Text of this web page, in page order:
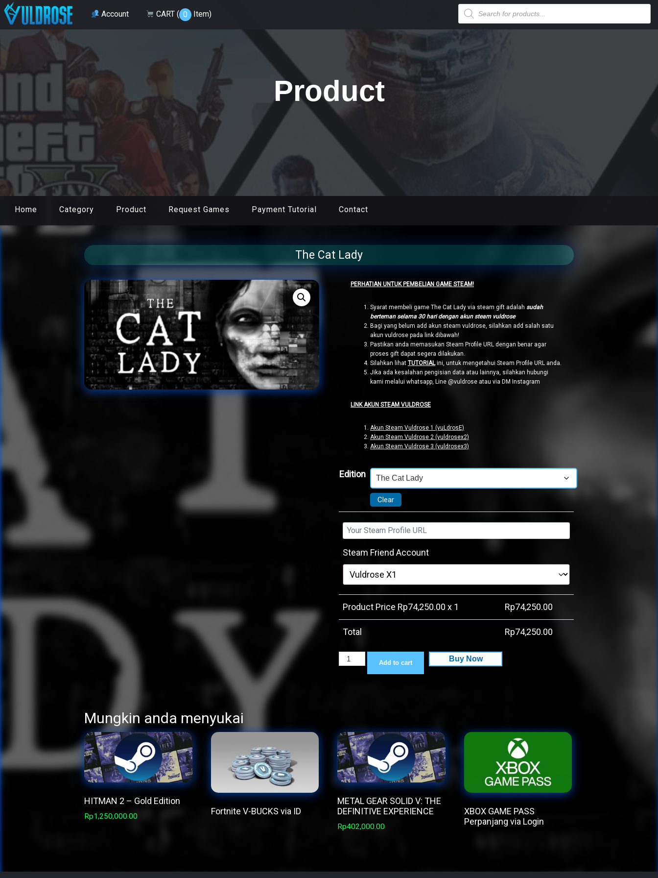
Account CART ( 0 Item)
Products
search
Product
Home Category Product Request Games Payment Tutorial Contact
The Cat Lady
PERHATIAN UNTUK PEMBELIAN GAME STEAM!
Syarat membeli game The Cat Lady via steam gift adalah sudah
berteman selama 30 hari dengan akun steam vuldrose
Bagi yang belum add akun steam vuldrose, silahkan add salah satu
akun vuldrose pada link dibawah!
Pastikan anda memasukan Steam Profile URL dengan benar agar
proses gift dapat segera dilakukan.
Silahkan lihat TUTORIALini, untuk mengetahui Steam Profile URL anda.
Jika ada kesalahan pengisian data atau lainnya, silahkan hubungi
kami melalui whatsapp, Line @vuldrose atau via DM Instagram
LINK AKUN STEAM VULDROSE
Akun Steam Vuldrose 1 (vuLdrosE)
Akun Steam Vuldrose 2 (vuldrosex2)
Akun Steam Vuldrose 3 (vuldrosex3)
Edition
Clear
Steam Friend Account
Product Price Rp74,250.00 x 1 Rp74,250.00
Total Rp74,250.00
The
Add to cart Buy Now
Mungkin anda menyukai
HITMAN 2 – Gold Edition
Rp1,250,000.00
Fortnite V-BUCKS via ID
multiple
METAL GEAR SOLID V: THE
DEFINITIVE EXPERIENCE
Rp402,000.00
XBOX GAME PASS
Perpanjang via Login